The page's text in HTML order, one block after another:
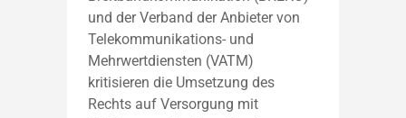
und der Verband der Anbieter von
Telekommunikations- und
Mehrwertdiensten (VATM)
kritisieren die Umsetzung des
Rechts auf Versorgung mit